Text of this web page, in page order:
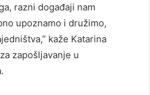
razni događaji nam
upoznamo i družimo,
kaže Katarina
zapošljavanje u